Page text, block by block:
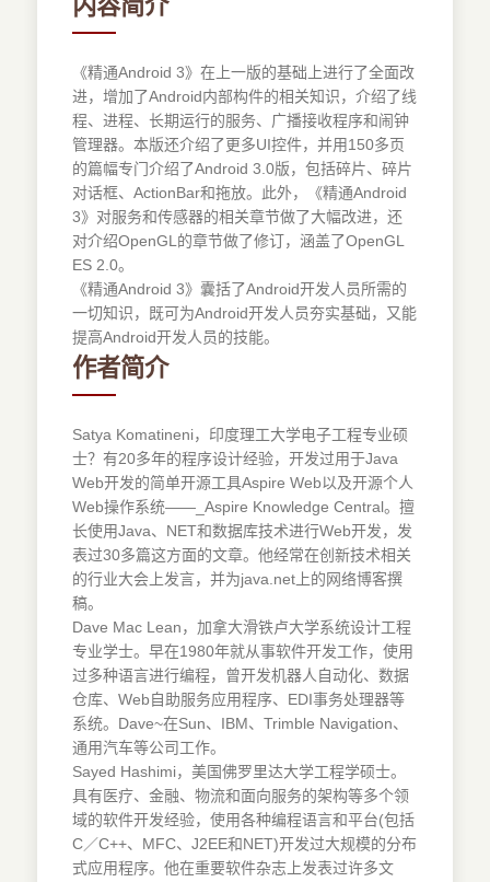
内容简介
《精通Android 3》在上一版的基础上进行了全面改
进，增加了Android内部构件的相关知识，介绍了线
程、进程、长期运行的服务、广播接收程序和闹钟
管理器。本版还介绍了更多UI控件，并用150多页
的篇幅专门介绍了Android 3.0版，包括碎片、碎片
对话框、ActionBar和拖放。此外，《精通Android
3》对服务和传感器的相关章节做了大幅改进，还
对介绍OpenGL的章节做了修订，涵盖了OpenGL
ES 2.0。
《精通Android 3》囊括了Android开发人员所需的
一切知识，既可为Android开发人员夯实基础，又能
提高Android开发人员的技能。
作者简介
Satya Komatineni，印度理工大学电子工程专业硕
士？有20多年的程序设计经验，开发过用于Java
Web开发的简单开源工具Aspire Web以及开源个人
Web操作系统——_Aspire Knowledge Central。擅
长使用Java、NET和数据库技术进行Web开发，发
表过30多篇这方面的文章。他经常在创新技术相关
的行业大会上发言，并为java.net上的网络博客撰
稿。
Dave Mac Lean，加拿大滑铁卢大学系统设计工程
专业学士。早在1980年就从事软件开发工作，使用
过多种语言进行编程，曾开发机器人自动化、数据
仓库、Web自助服务应用程序、EDI事务处理器等
系统。Dave~在Sun、IBM、Trimble Navigation、
通用汽车等公司工作。
Sayed Hashimi，美国佛罗里达大学工程学硕士。
具有医疗、金融、物流和面向服务的架构等多个领
域的软件开发经验，使用各种编程语言和平台(包括
C／C++、MFC、J2EE和NET)开发过大规模的分布
式应用程序。他在重要软件杂志上发表过许多文